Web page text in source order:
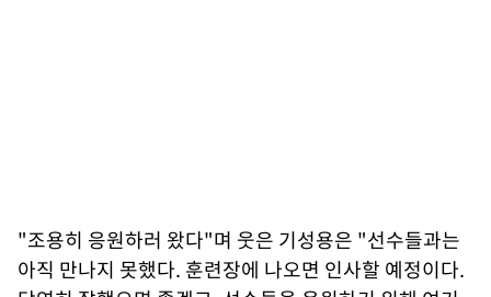
"조용히 응원하러 왔다"며 웃은 기성용은 "선수들과는
아직 만나지 못했다. 훈련장에 나오면 인사할 예정이다.